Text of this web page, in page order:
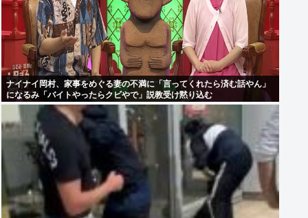
ナイナイ岡村、家事をめぐる妻の不満に「言ってくれたら済む話やん」
になるみ「バイトやったらクビやで」説教受け黙り込む